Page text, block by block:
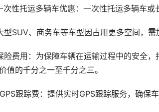
性托运多辆车优惠：一次性托运多辆车或
型SUV、商务车等车型因占用更多空间，需
险费用：为保障车辆在运输过程中的安全
值的千分之一至千分之三。
跟踪费：提供实时GPS跟踪服务，确保